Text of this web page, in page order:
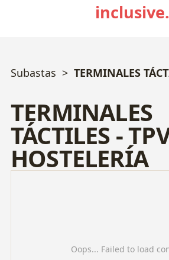
inclusive.
Subastas TERMINALES TÁCTILES - TPVs
TERMINALES
TÁCTILES -
HOSTELERÍA
Oops... Failed to load